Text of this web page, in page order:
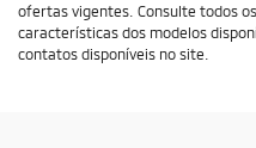
ofertas vigentes. Consulte todos
características dos modelos
contatos disponíveis no site.